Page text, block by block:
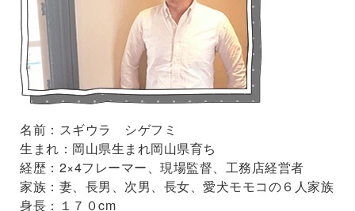
名前：スギウラ シゲフミ
生まれ：岡山県生まれ岡山県育ち
経歴：2×4フレーマー、現場監督、工務店経営者
家族：妻、長男、次男、長女、愛犬モモコの６人家族
身長：１７０cm